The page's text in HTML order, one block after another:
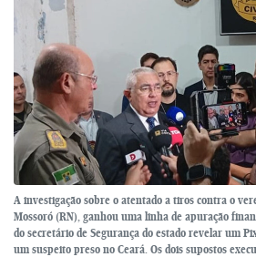
A investigação sobre o atentado a tiros contra o
Mossoró (RN), ganhou uma linha de apuração
do secretário de Segurança do estado revelar um
um suspeito preso no Ceará. Os dois supostos